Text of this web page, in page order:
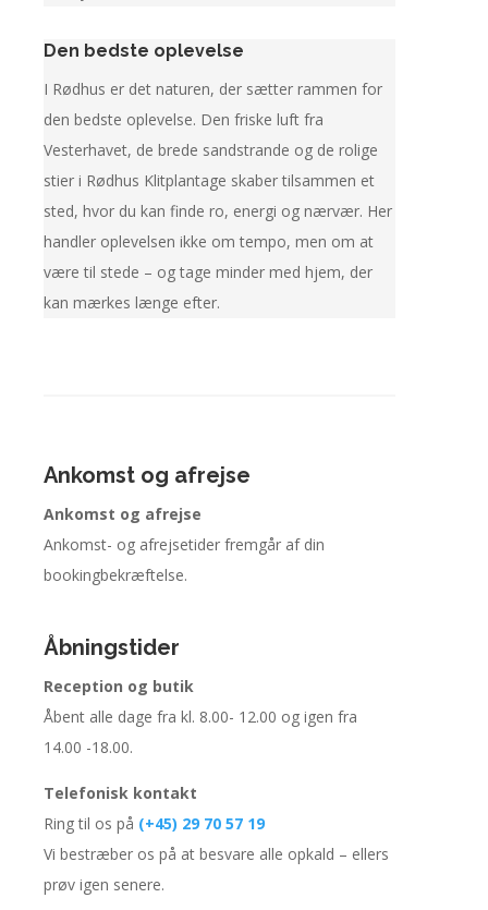
Den bedste oplevelse
I Rødhus er det naturen, der sætter rammen for
den bedste oplevelse. Den friske luft fra
Vesterhavet, de brede sandstrande og de rolige
stier i Rødhus Klitplantage skaber tilsammen et
sted, hvor du kan finde ro, energi og nærvær. Her
handler oplevelsen ikke om tempo, men om at
være til stede – og tage minder med hjem, der
kan mærkes længe efter.
Ankomst og afrejse
Ankomst og afrejse
Ankomst- og afrejsetider fremgår af din
bookingbekræftelse.
Åbningstider
Reception og butik
Åbent alle dage fra kl. 8.00- 12.00 og igen fra
14.00 -18.00.
Telefonisk kontakt
Ring til os på (+45) 29 70 57 19
Vi bestræber os på at besvare alle opkald – ellers
prøv igen senere.